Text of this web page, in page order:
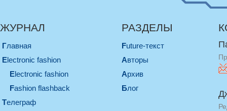
ЖУРНАЛ
Главная
electronic fashion
electronic fashion
Fashion flashback
телеграф
РАЗДЕЛЫ
Future-текст
Авторы
Архив
Блог